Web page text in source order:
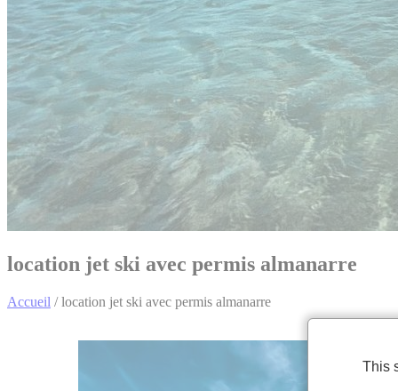
location jet ski avec permis almanarre
Accueil /location jet ski avec permis almanarre
This